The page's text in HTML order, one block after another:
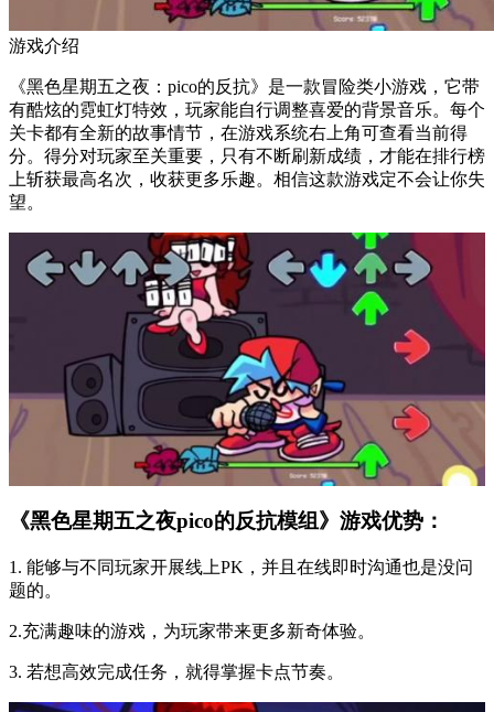
游戏介绍
《黑色星期五之夜：pico的反抗》是一款冒险类小游戏，它带
有酷炫的霓虹灯特效，玩家能自行调整喜爱的背景音乐。每个
关卡都有全新的故事情节，在游戏系统右上角可查看当前得
分。得分对玩家至关重要，只有不断刷新成绩，才能在排行榜
上斩获最高名次，收获更多乐趣。相信这款游戏定不会让你失
望。
《黑色星期五之夜pico的反抗模组》游戏优势：
1. 能够与不同玩家开展线上PK，并且在线即时沟通也是没问
题的。
2.充满趣味的游戏，为玩家带来更多新奇体验。
3. 若想高效完成任务，就得掌握卡点节奏。